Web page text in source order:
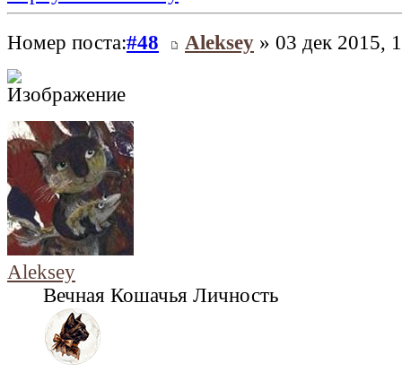
Номер поста:#48 Aleksey » 03 дек 2015,
Aleksey
Вечная Кошачья Личность